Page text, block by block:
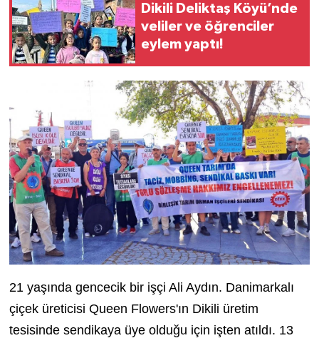
Dikili Deliktaş Köyü’nde
veliler ve öğrenciler
eylem yaptı!
21 yaşında gencecik bir işçi Ali Aydın. Danimarkalı
çiçek üreticisi Queen Flowers'ın Dikili üretim
tesisinde sendikaya üye olduğu için işten atıldı. 13